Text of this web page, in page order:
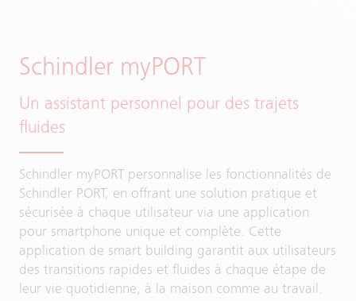
Schindler myPORT
Un assistant personnel pour des trajets
fluides
Schindler myPORT personnalise les fonctionnalités de
Schindler PORT, en offrant une solution pratique et
sécurisée à chaque utilisateur via une application
pour smartphone unique et complète. Cette
application de smart building garantit aux utilisateurs
des transitions rapides et fluides à chaque étape de
leur vie quotidienne, à la maison comme au travail.